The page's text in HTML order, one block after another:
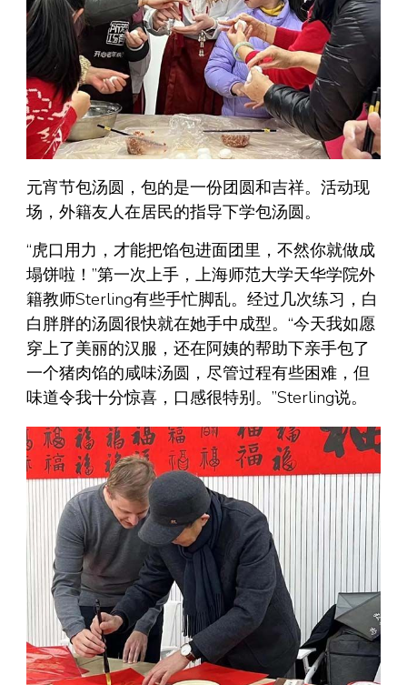
元宵节包汤圆，包的是一份团圆和吉祥。活动现
场，外籍友人在居民的指导下学包汤圆。
“虎口用力，才能把馅包进面团里，不然你就做成
塌饼啦！”第一次上手，上海师范大学天华学院外
籍教师Sterling有些手忙脚乱。经过几次练习，白
白胖胖的汤圆很快就在她手中成型。“今天我如愿
穿上了美丽的汉服，还在阿姨的帮助下亲手包了
一个猪肉馅的咸味汤圆，尽管过程有些困难，但
味道令我十分惊喜，口感很特别。”Sterling说。